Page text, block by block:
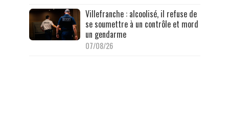
Villefranche : alcoolisé, il refuse de
se soumettre à un contrôle et mord
un gendarme
07/08/26